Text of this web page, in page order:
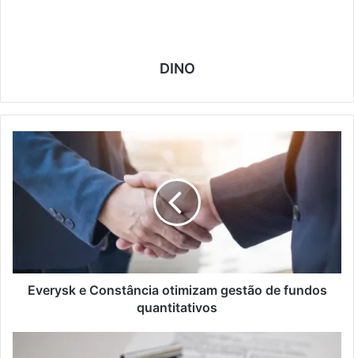
DINO
C
Everysk e Constância otimizam gestão de fundos
quantitativos